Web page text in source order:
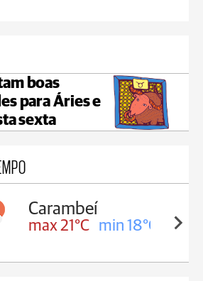
boas
para Áries e
sexta
Carambeí
max 21°C min 18°C